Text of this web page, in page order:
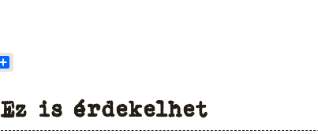
Ez is érdekelhet